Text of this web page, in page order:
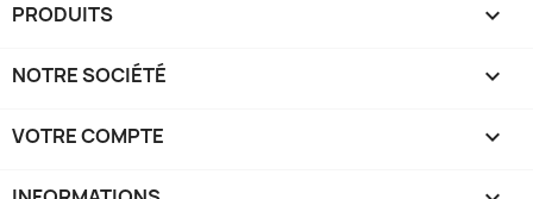
PRODUITS 
NOTRE SOCIÉTÉ 
VOTRE COMPTE 